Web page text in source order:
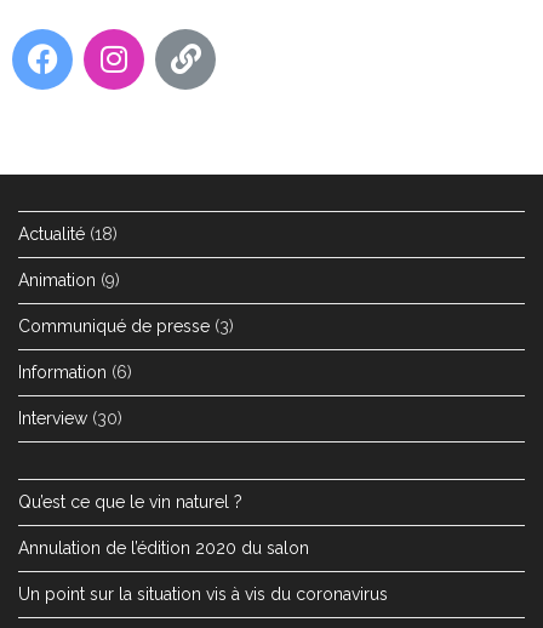
Actualité (18)
Animation (9)
Communiqué de presse (3)
Information (6)
Interview (30)
Qu’est ce que le vin naturel ?
Annulation de l’édition 2020 du salon
Un point sur la situation vis à vis du coronavirus